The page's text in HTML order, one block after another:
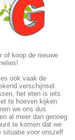
of koop de nieuwe
ook vaak de
verschijnsel.
het eten is iets
te hoeven kijken
we ons dus
al meer dan genoeg
te komen dat we
situatie voor onszelf